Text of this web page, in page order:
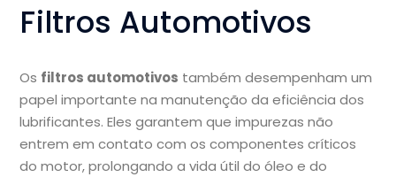
Filtros Automotivos
Os filtros automotivos também desempenham um
papel importante na manutenção da eficiência dos
lubrificantes. Eles garantem que impurezas não
entrem em contato com os componentes críticos
do motor, prolongando a vida útil do óleo e do